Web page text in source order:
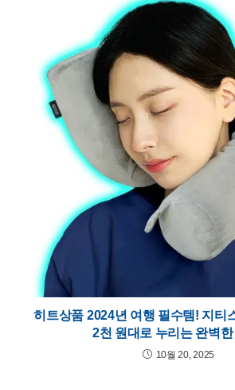
히트상품 2024년 여행 필수템! 지티
2천 원대로 누리는 완벽한
10월 20, 2025